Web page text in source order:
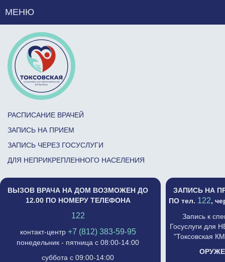
МЕНЮ
РАСПИСАНИЕ ВРАЧЕЙ
ЗАПИСЬ НА ПРИЕМ
ЗАПИСЬ ЧЕРЕЗ ГОСУСЛУГИ
ДЛЯ НЕПРИКРЕПЛЕННОГО НАСЕЛЕНИЯ
ВЫЗОВ ВРАЧА НА ДОМ ВОЗМОЖЕН ДО
12.00 ПО НОМЕРУ ТЕЛЕФОНА
122
контакт-центр +7 (812) 383-59-95
понедельник - пятница с 08:00-14:00
суббота с 09:00-14:00
ЗАПИСЬ НА
ПО тел. 122,
Запись к
Госуслуги для
"Токсовская